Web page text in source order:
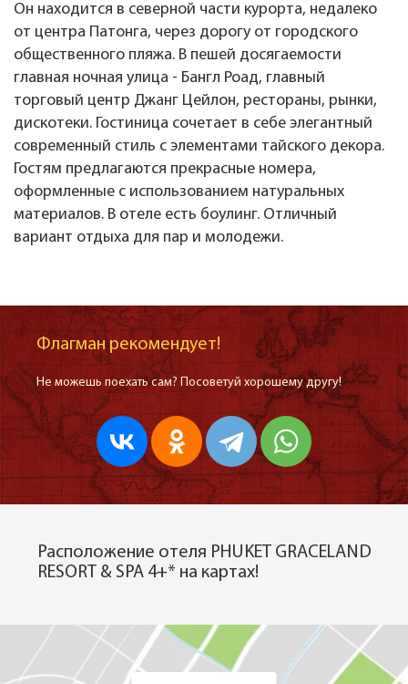
Он находится в северной части курорта, недалеко
от центра Патонга, через дорогу от городского
общественного пляжа. В пешей досягаемости
главная ночная улица - Бангл Роад, главный
торговый центр Джанг Цейлон, рестораны, рынки,
дискотеки. Гостиница сочетает в себе элегантный
современный стиль с элементами тайского декора.
Гостям предлагаются прекрасные номера,
оформленные с использованием натуральных
материалов. В отеле есть боулинг. Отличный
вариант отдыха для пар и молодежи.
Флагман рекомендует!
Не можешь поехать сам? Посоветуй хорошему другу!
Расположение отеля PHUKET GRACELAND
RESORT & SPA 4+* на картах!